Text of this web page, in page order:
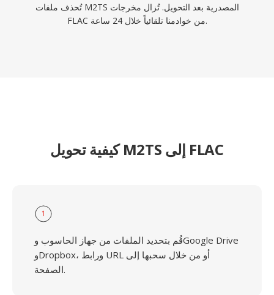
تُحذف ملفات M2TS المصدرية بعد التحويل. تُزال مخرجات
FLAC من خوادمنا تلقائياً خلال 24 ساعة.
كيفية تحويل M2TS إلى FLAC
1
قُم بتحديد الملفات من جهاز الحاسوب وGoogle Drive
وDropbox، ورابط URL أو من خلال سحبها إلى
الصفحة.